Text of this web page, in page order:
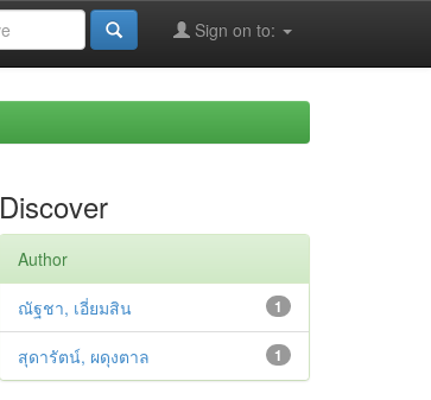
Sign on to:
Discover
Author
1
ณัฐชา, เอี่ยมสิน
1
สุดารัตน์, ผดุงตาล